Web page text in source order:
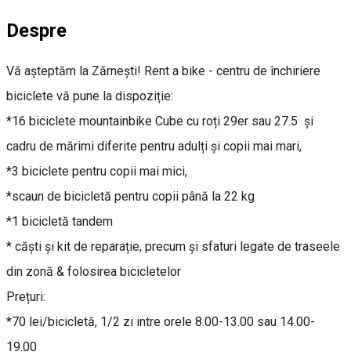
Despre
Vă așteptăm la Zărnești! Rent a bike - centru de închiriere
biciclete vă pune la dispoziție:
*16 biciclete mountainbike Cube cu roți 29er sau 27.5 și
cadru de mărimi diferite pentru adulți și copii mai mari,
*3 biciclete pentru copii mai mici,
*scaun de bicicletă pentru copii până la 22 kg
*1 bicicletă tandem
* căști și kit de reparație, precum și sfaturi legate de traseele
din zonă & folosirea bicicletelor
Prețuri:
*70 lei/bicicletă, 1/2 zi intre orele 8.00-13.00 sau 14.00-
19.00